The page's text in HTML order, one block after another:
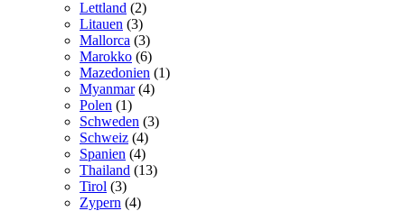
Lettland (2)
Litauen (3)
Mallorca (3)
Marokko (6)
Mazedonien (1)
Myanmar(4)
Polen (1)
Schweden (3)
Schweiz (4)
Spanien (4)
Thailand (13)
Tirol (3)
Zypern (4)